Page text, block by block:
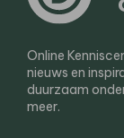
Online
nieuws en
duurzaam
meer.